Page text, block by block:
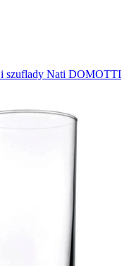
szuflady Nati DOMOTTI